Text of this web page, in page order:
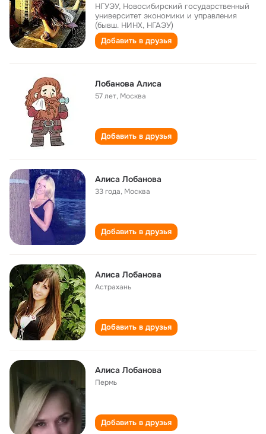
НГУЭУ, Новосибирский государственный
университет экономики и управления
(бывш. НИНХ, НГАЭУ)
Добавить в друзья
Лобанова Алиса
57 лет, Москва
Добавить в друзья
Алиса Лобанова
33 года, Москва
Добавить в друзья
Алиса Лобанова
Астрахань
Добавить в друзья
Алиса Лобанова
Пермь
Добавить в друзья